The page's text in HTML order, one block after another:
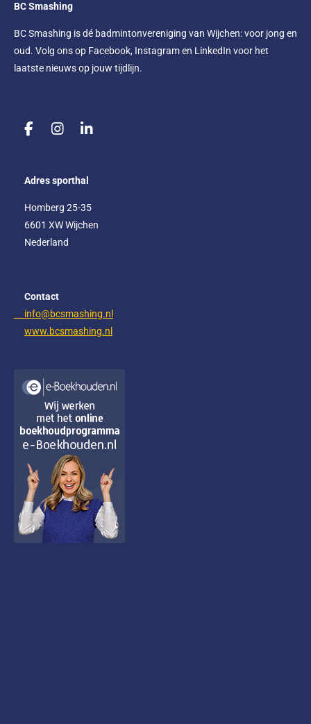
BC Smashing
BC Smashing is dé badmintonvereniging van Wijchen: voor jong en
oud. Volg ons op Facebook, Instagram en LinkedIn voor het
laatste nieuws op jouw tijdlijn.
F
e
b
o
k
I
a
r
a
m
L
k
e
I
n
Adres sporthal
Homberg 25-35
6601 XW Wijchen
Nederland
Contact
info@bcsmashing.nl
www.bcsmashing.nl